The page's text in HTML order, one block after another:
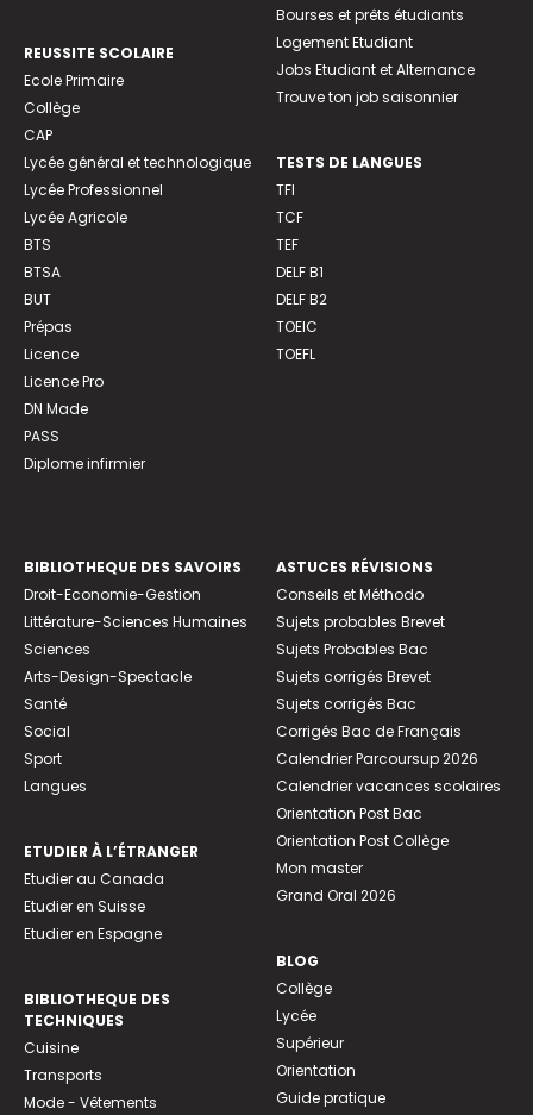
REUSSITE SCOLAIRE
Ecole Primaire
Collège
CAP
Lycée général et technologique
Lycée Professionnel
Lycée Agricole
BTS
BTSA
BUT
Prépas
Licence
Licence Pro
DN Made
PASS
Diplome infirmier
Bourses et prêts étudiants
Logement Etudiant
Jobs Etudiant et Alternance
Trouve ton job saisonnier
TESTS DE LANGUES
TFI
TCF
TEF
DELF B1
DELF B2
TOEIC
TOEFL
BIBLIOTHEQUE DES SAVOIRS
Droit-Economie-Gestion
Littérature-Sciences Humaines
Sciences
Arts-Design-Spectacle
Santé
Social
Sport
Langues
ETUDIER À L’ÉTRANGER
Etudier au Canada
Etudier en Suisse
Etudier en Espagne
BIBLIOTHEQUE DES
TECHNIQUES
Cuisine
Transports
Mode - Vêtements
ASTUCES RÉVISIONS
Conseils et Méthodo
Sujets probables Brevet
Sujets Probables Bac
Sujets corrigés Brevet
Sujets corrigés Bac
Corrigés Bac de Français
Calendrier Parcoursup 2026
Calendrier vacances scolaires
Orientation Post Bac
Orientation Post Collège
Mon master
Grand Oral 2026
BLOG
Collège
Lycée
Supérieur
Orientation
Guide pratique